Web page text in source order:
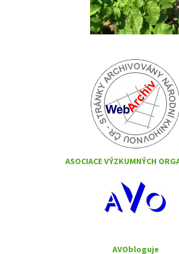
ASOCIACE VÝZKUMNÝCH
AVObloguje